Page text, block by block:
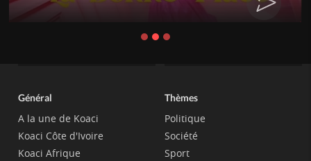
Général
A la une de Koaci
Koaci Côte d'Ivoire
Koaci Afrique
Thèmes
Politique
Société
Sport